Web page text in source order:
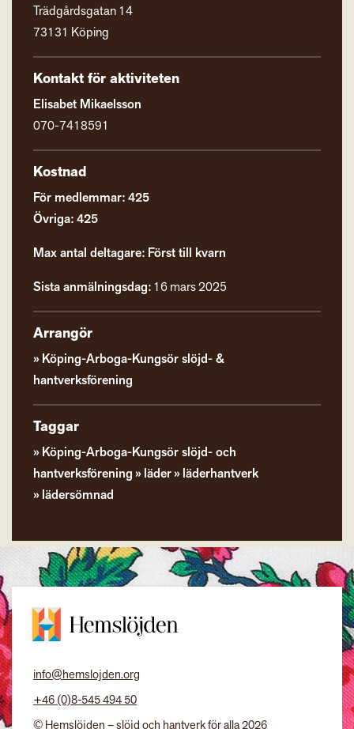
Trädgårdsgatan 14
73131 Köping
Kontakt för aktiviteten
Elisabet Mikaelsson
070-7418591
Kostnad
För medlemmar: 425
Övriga: 425
Max antal deltagare: Först till kvarn
Sista anmälningsdag: 16 mars 2025
Arrangör
Köping-Arboga-Kungsör slöjd- &
hantverksförening
Taggar
Köping-Arboga-Kungsör slöjd- och
hantverksförening
läder
läderhantverk
lädersömnad
info@hemslojden.org
+46 (0)8-545 494 50
© Hemslöjden – slöjd och hantverk för alla 2026